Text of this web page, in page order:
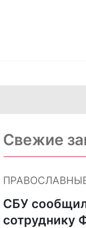
Свежие
СБУ
сотруднику